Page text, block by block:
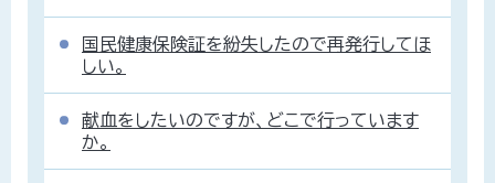
国民健康保険証を紛失したので再発行してほ
しい。
献血をしたいのですが、どこで行っています
か。